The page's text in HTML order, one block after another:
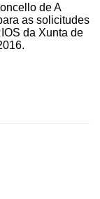
de A
as solicitudes
da Xunta de